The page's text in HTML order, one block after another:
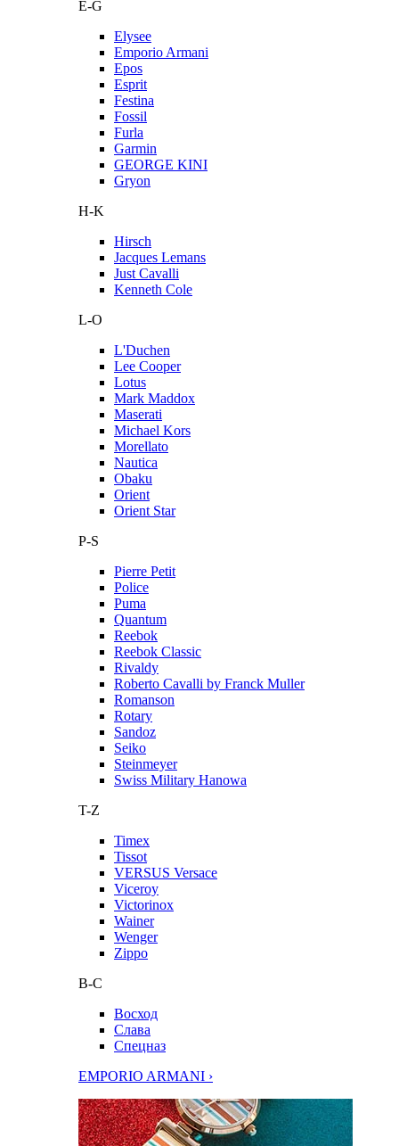
E-G
Elysee
Emporio Armani
Epos
Esprit
Festina
Fossil
Furla
Garmin
GEORGE KINI
Gryon
H-K
Hirsch
Jacques Lemans
Just Cavalli
Kenneth Cole
L-O
L'Duchen
Lee Cooper
Lotus
Mark Maddox
Maserati
Michael Kors
Morellato
Nautica
Obaku
Orient
Orient Star
P-S
Pierre Petit
Police
Puma
Quantum
Reebok
Reebok Classic
Rivaldy
Roberto Cavalli by Franck Muller
Romanson
Rotary
Sandoz
Seiko
Steinmeyer
Swiss Military Hanowa
T-Z
Timex
Tissot
VERSUS Versace
Viceroy
Victorinox
Wainer
Wenger
Zippo
В-С
Восход
Слава
Спецназ
EMPORIO ARMANI ›